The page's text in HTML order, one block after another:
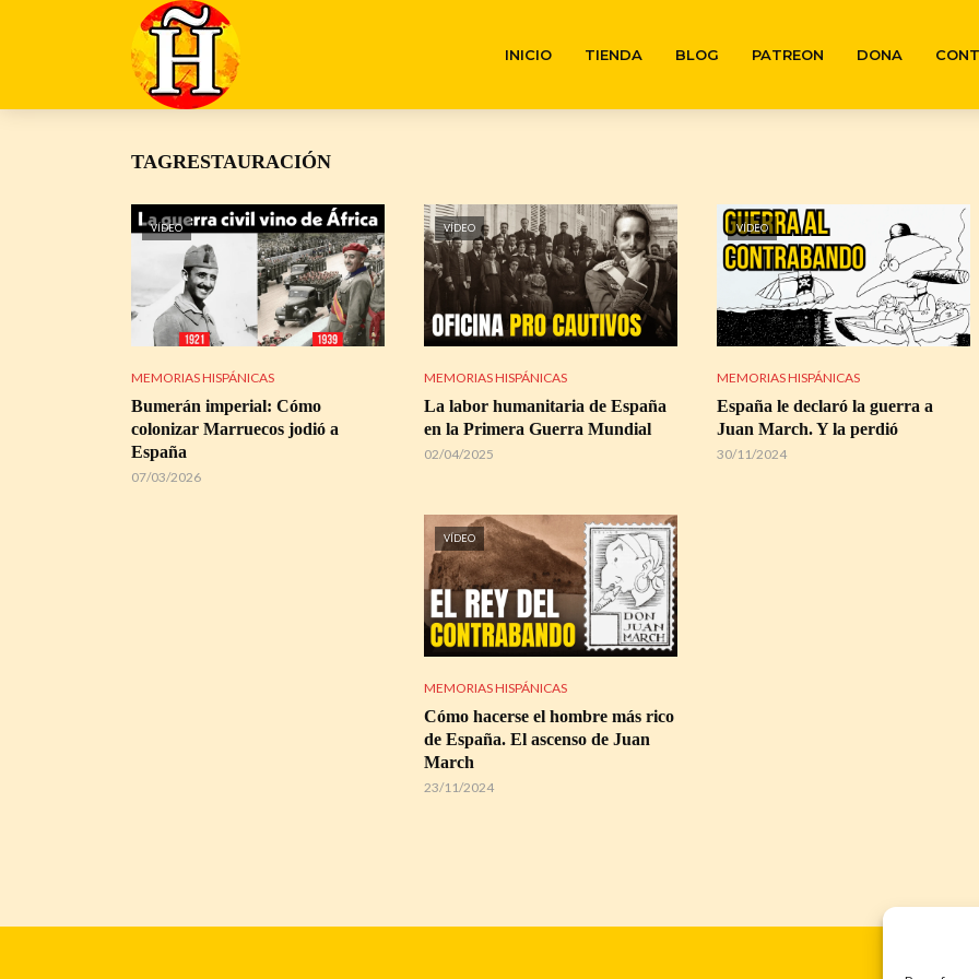
INICIO TIENDA BLOG PATREON DONA
TAGRESTAURACIÓN
VÍDEO
MEMORIAS HISPÁNICAS
Bumerán imperial: Cómo
colonizar Marruecos jodió a
España
07/03/2026
VÍDEO
MEMORIAS HISPÁNICAS
La labor humanitaria de España
en la Primera Guerra Mundial
02/04/2025
VÍDEO
MEMORIAS HISPÁNICAS
España le declaró la guerra a
Juan March. Y la perdió
30/11/2024
VÍDEO
MEMORIAS HISPÁNICAS
Cómo hacerse el hombre más rico
de España. El ascenso de Juan
March
23/11/2024